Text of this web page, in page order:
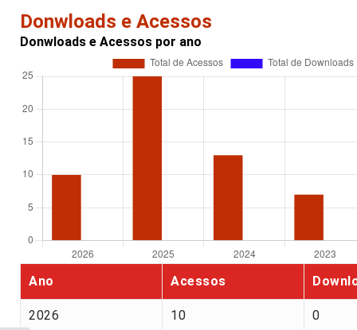
Donwloads e Acessos
Donwloads e Acessos por ano
Ano Acessos
2026 10 0